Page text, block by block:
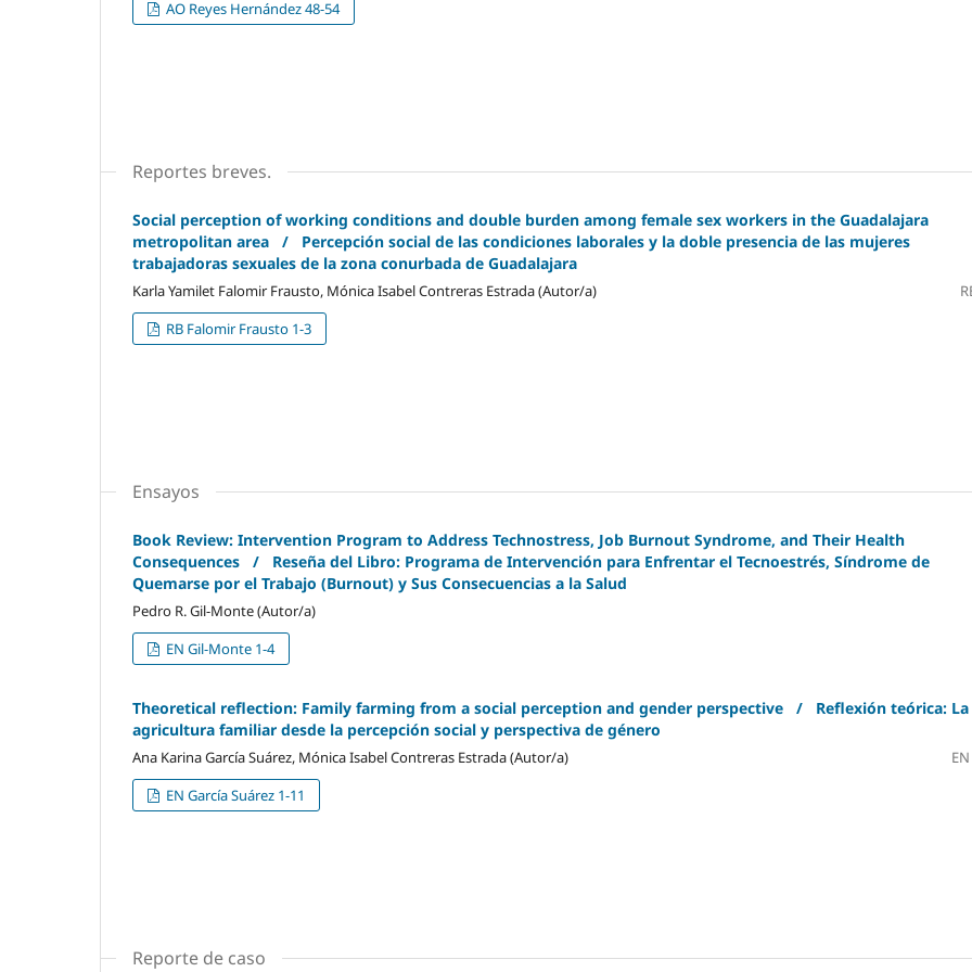
AO Reyes Hernández 48-54
Reportes breves.
Social perception of working conditions and double burden among female sex workers in the Guadalajara
metropolitan area / Percepción social de las condiciones laborales y la doble presencia de las mujeres
trabajadoras sexuales de la zona conurbada de Guadalajara
Karla Yamilet Falomir Frausto, Mónica Isabel Contreras Estrada (Autor/a)
RB Falomir Frausto 1-3
Ensayos
Book Review: Intervention Program to Address Technostress, Job Burnout Syndrome, and Their Health
Consequences / Reseña del Libro: Programa de Intervención para Enfrentar el Tecnoestrés, Síndrome de
Quemarse por el Trabajo (Burnout) y Sus Consecuencias a la Salud
Pedro R. Gil-Monte (Autor/a)
EN Gil-Monte 1-4
Theoretical reflection: Family farming from a social perception and gender perspective / Reflexión teórica: La
agricultura familiar desde la percepción social y perspectiva de género
Ana Karina García Suárez, Mónica Isabel Contreras Estrada (Autor/a)
EN García Suárez 1-11
Reporte de caso